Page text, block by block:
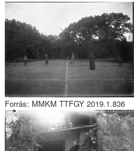
Forrás: MMKM TTFGY 2019.1.836